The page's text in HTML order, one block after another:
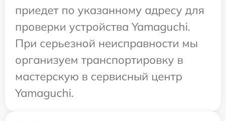
приедет по указанному адресу для
проверки устройства Yamaguchi.
При серьезной неисправности мы
организуем транспортировку в
мастерскую в сервисный центр
Yamaguchi.